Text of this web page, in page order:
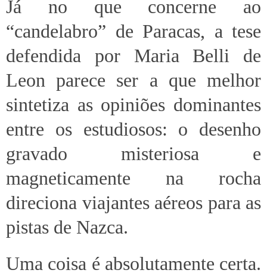
Já no que concerne ao
“candelabro” de Paracas, a tese
defendida por Maria Belli de
Leon parece ser a que melhor
sintetiza as opiniões dominantes
entre os estudiosos: o desenho
gravado misteriosa e
magneticamente na rocha
direciona viajantes aéreos para as
pistas de Nazca.
Uma coisa é absolutamente certa.